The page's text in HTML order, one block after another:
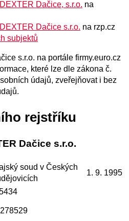
DEXTER Dačice, s.r.o. na
DEXTER Dačice s.r.o. na rzp.cz
subjektů
s.r.o. na portále firmy.euro.cz
které lze dle zákona č.
údajů, zveřejňovat i bez
rejstříku
Dačice s.r.o.
soud v Českých
1. 9. 1995